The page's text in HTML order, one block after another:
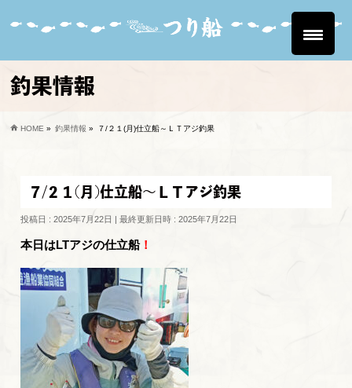
釣果情報
HOME » 釣果情報 » ７/２１(月)仕立船～ＬＴアジ釣果
７/２１(月)仕立船～ＬＴアジ釣果
投稿日 : 2025年7月22日 最終更新日時 : 2025年7月22日
本日はLTアジの仕立船！